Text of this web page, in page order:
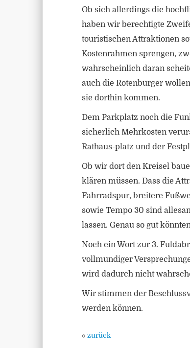
Ob sich allerdings die
haben wir berechtigte
touristischen Attraktionen
Kostenrahmen sprengen,
wahrscheinlich daran
auch die Rotenburger
sie dorthin kommen.
Dem Parkplatz noch die
sicherlich Mehrkosten
Rathaus-platz und der
Ob wir dort den Kreisel
klären müssen. Dass die
Fahrradspur, breitere
sowie Tempo 30 sind
lassen. Genau so gut
Noch ein Wort zur 3.
vollmundiger
wird dadurch nicht
Wir stimmen der
werden können.
« zurück